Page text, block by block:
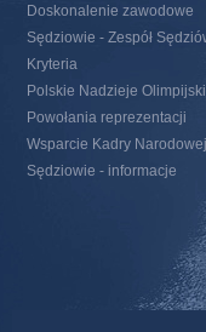
Doskonalenie zawodowe
Sędziowie - Zespół
Kryteria
Polskie Nadzieje
Powołania reprezentacji
Wsparcie Kadry
Sędziowie - informacje